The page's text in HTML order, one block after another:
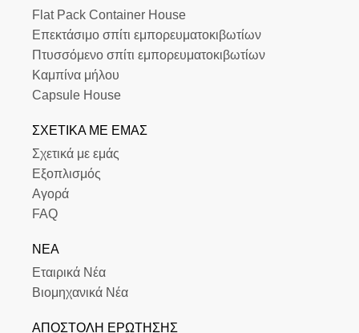
Flat Pack Container House
Επεκτάσιμο σπίτι εμπορευματοκιβωτίων
Πτυσσόμενο σπίτι εμπορευματοκιβωτίων
Καμπίνα μήλου
Capsule House
ΣΧΕΤΙΚΆ ΜΕ ΕΜΆΣ
Σχετικά με εμάς
Εξοπλισμός
Αγορά
FAQ
ΝΈΑ
Εταιρικά Νέα
Βιομηχανικά Νέα
ΑΠΟΣΤΟΛΉ ΕΡΏΤΗΣΗΣ